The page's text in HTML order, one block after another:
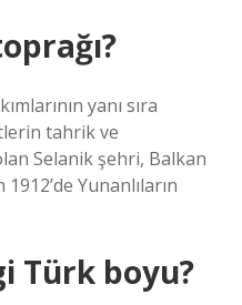
yanı sıra
tahrik ve
Selanik şehri, Balkan
1912’de Yunanlıların
Türk boyu?